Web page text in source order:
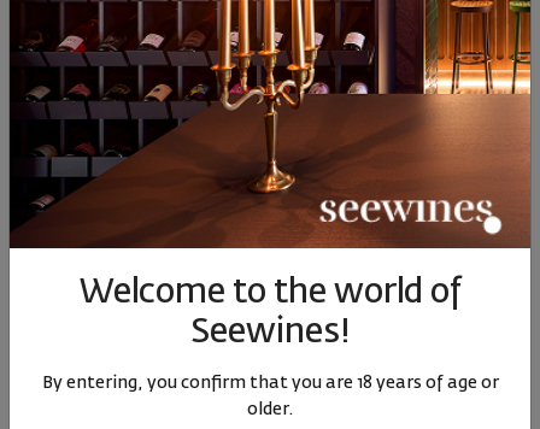
Better Half или по-добрата половина от
живота на Яна и Николай
30.07.2024 2 minutes
Welcome to the world of
Seewines!
By entering, you confirm that you are 18 years of age or
older.